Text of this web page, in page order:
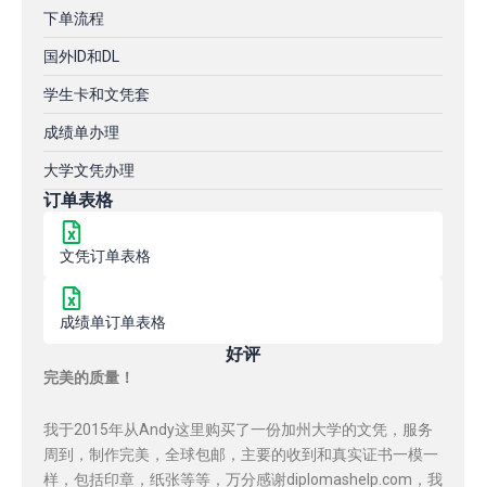
下单流程
国外ID和DL
学生卡和文凭套
成绩单办理
大学文凭办理
订单表格
文凭订单表格
成绩单订单表格
好评
完美的质量！
我于2015年从Andy这里购买了一份加州大学的文凭，服务
周到，制作完美，全球包邮，主要的收到和真实证书一模一
样，包括印章，纸张等等，万分感谢diplomashelp.com，我